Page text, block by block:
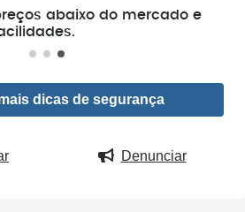
abaixo do mercado e
dicas de segurança
Denunciar